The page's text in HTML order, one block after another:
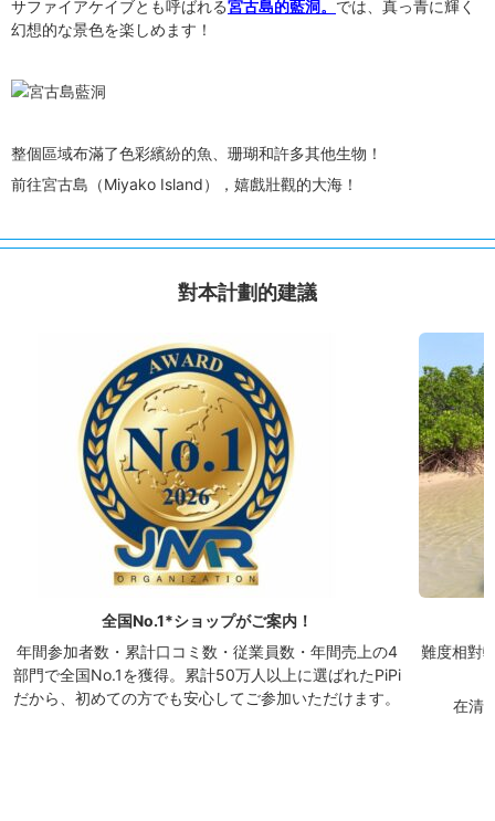
サファイアケイブとも呼ばれる宮古島的藍洞。 では、真っ青に輝く
幻想的な景色を楽しめます！
整個區域布滿了色彩繽紛的魚、珊瑚和許多其他生物！
前往宮古島（Miyako Island），嬉戲壯觀的大海！
對本計劃的建議
全国No.1*ショップがご案内！
年間参加者数・累計口コミ数・従業員数・年間売上の4
部門で全国No.1を獲得。累計50万人以上に選ばれたPiPi
だから、初めての方でも安心してご参加いただけます。
難度相對
在清